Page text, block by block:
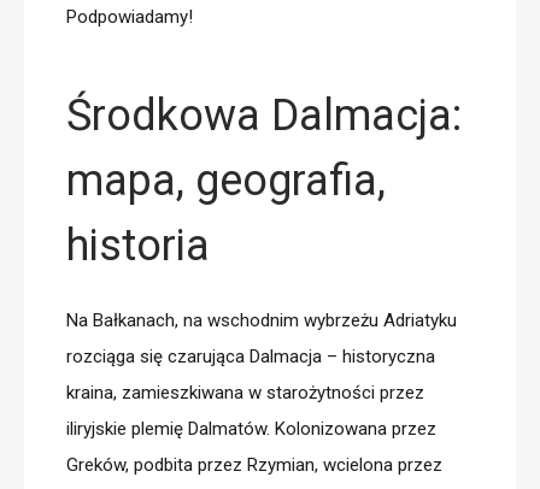
Podpowiadamy!
Środkowa Dalmacja:
mapa, geografia,
historia
Na Bałkanach, na wschodnim wybrzeżu Adriatyku
rozciąga się czarująca Dalmacja – historyczna
kraina, zamieszkiwana w starożytności przez
iliryjskie plemię Dalmatów. Kolonizowana przez
Greków, podbita przez Rzymian, wcielona przez